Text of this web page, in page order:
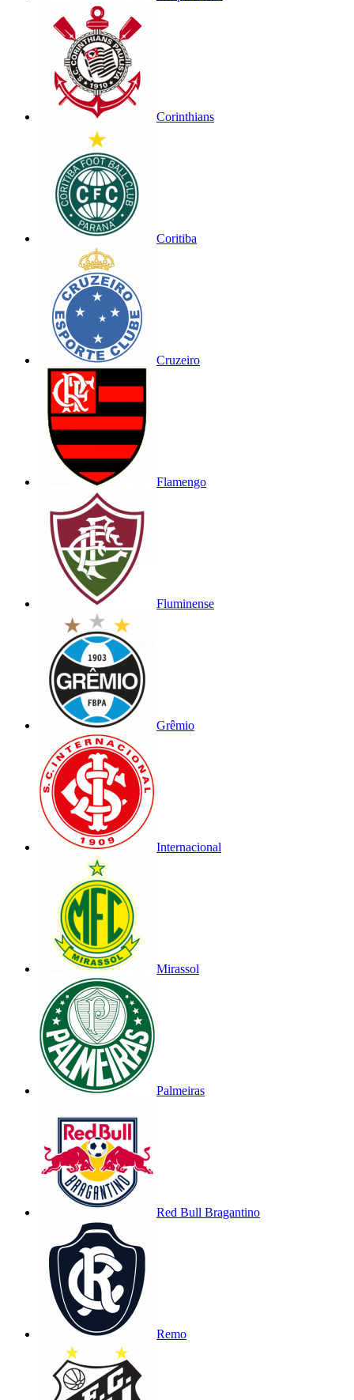
Corinthians
Coritiba
Cruzeiro
Flamengo
Fluminense
Grêmio
Internacional
Mirassol
Palmeiras
Red Bull Bragantino
Remo